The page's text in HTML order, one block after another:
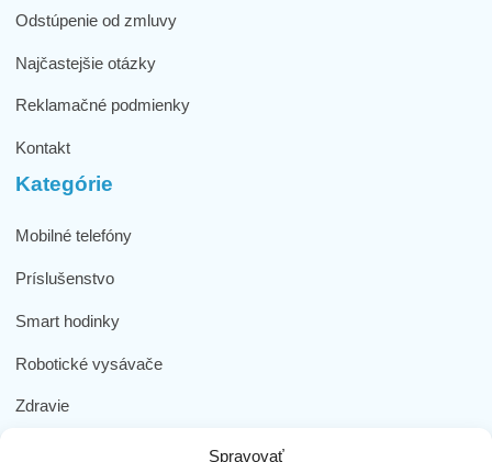
Spravovať
Odstúpenie od zmluvy
Najčastejšie otázky
Reklamačné podmienky
Kontakt
Kategórie
Mobilné telefóny
Príslušenstvo
Smart hodinky
Robotické vysávače
Zdravie